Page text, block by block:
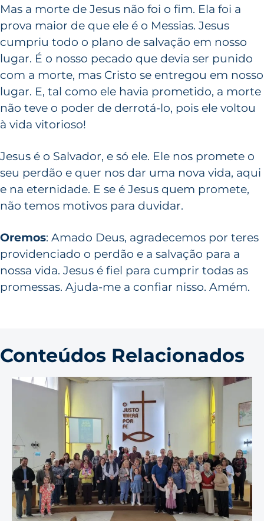
Mas a morte de Jesus não foi o fim. Ela foi a
prova maior de que ele é o Messias. Jesus
cumpriu todo o plano de salvação em nosso
lugar. É o nosso pecado que devia ser punido
com a morte, mas Cristo se entregou em nosso
lugar. E, tal como ele havia prometido, a morte
não teve o poder de derrotá-lo, pois ele voltou
à vida vitorioso!
Jesus é o Salvador, e só ele. Ele nos promete o
seu perdão e quer nos dar uma nova vida, aqui
e na eternidade. E se é Jesus quem promete,
não temos motivos para duvidar.
Oremos: Amado Deus, agradecemos por teres
providenciado o perdão e a salvação para a
nossa vida. Jesus é fiel para cumprir todas as
promessas. Ajuda-me a confiar nisso. Amém.
Conteúdos Relacionados